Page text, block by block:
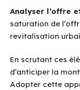
Analyser l’offre
saturation de
revitalisation
En scrutant ces
d’anticiper la
Adopter cette